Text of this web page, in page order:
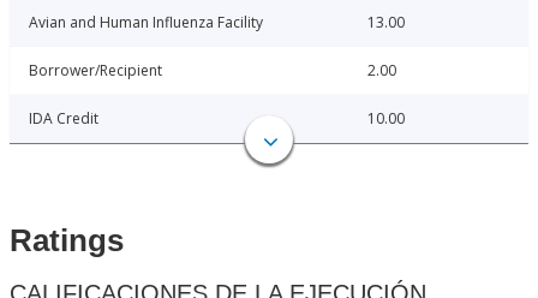
Avian and Human Influenza Facility 13.00
Borrower/Recipient 2.00
IDA Credit 10.00
Ratings